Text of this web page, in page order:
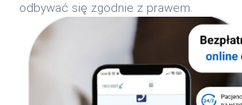
odbywać się zgodnie z prawem.